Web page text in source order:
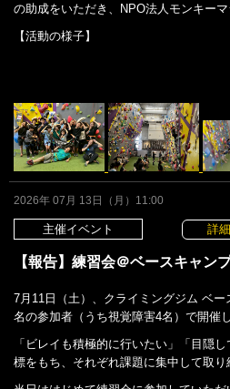
の助成をいただき、NPO法人モンキーマ
【活動の様子】
2026年 07月 13日（月）11:00
主催イベント 詳
【報告】練習会＠ベースキャン
7月11日（土）、クライミングジム ベ
名の参加者（うち視覚障害4名）で開催
「ビレイも積極的に行いたい」「目隠
標をもち、それぞれ課題に集中して取り